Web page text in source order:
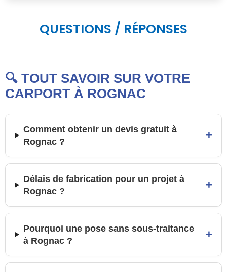
QUESTIONS / RÉPONSES
🔍 TOUT SAVOIR SUR VOTRE
CARPORT À ROGNAC
Comment obtenir un devis gratuit à
Rognac ?
+
Délais de fabrication pour un projet à
Rognac ?
+
Pourquoi une pose sans sous-traitance
à Rognac ?
+